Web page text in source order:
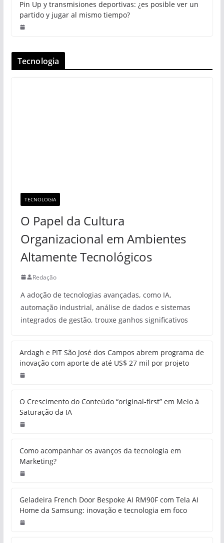
Pin Up y transmisiones deportivas: ¿es posible ver un
partido y jugar al mismo tiempo?
Tecnologia
TECNOLOGIA
O Papel da Cultura
Organizacional em Ambientes
Altamente Tecnológicos
Redação
A adoção de tecnologias avançadas, como IA,
automação industrial, análise de dados e sistemas
integrados de gestão, trouxe ganhos significativos
Ardagh e PIT São José dos Campos abrem programa de
inovação com aporte de até US$ 27 mil por projeto
O Crescimento do Conteúdo “original-first” em Meio à
Saturação da IA
Como acompanhar os avanços da tecnologia em
Marketing?
Geladeira French Door Bespoke AI RM90F com Tela AI
Home da Samsung: inovação e tecnologia em foco